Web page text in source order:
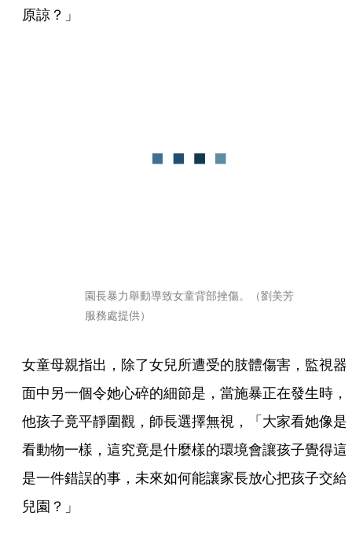
原諒？」
園長暴力舉動導致女童背部挫傷。（劉美芳
服務處提供）
女童母親指出，除了女兒所遭受的肢體傷害，監視器
面中另一個令她心碎的細節是，當施暴正在發生時，
他孩子竟平靜圍觀，師長選擇無視，「大家看她像是
看動物一樣，這究竟是什麼樣的環境會讓孩子覺得這
是一件錯誤的事，未來如何能讓家長放心把孩子交給
兒園？」